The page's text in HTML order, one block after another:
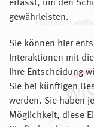
erfasst, um den
gewährleisten.
Sie können hier
Interaktionen mit
Ihre Entscheidung
Sie bei künftigen
werden. Sie haben
Möglichkeit, diese